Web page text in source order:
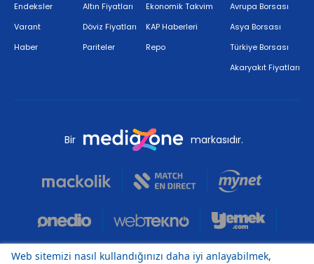
Endeksler
Varant
Haber
Altın Fiyatları
Döviz Fiyatları
Pariteler
Ekonomik Takvim
KAP Haberleri
Repo
Avrupa Borsası
Asya Borsası
Türkiye Borsası
Akaryakıt Fiyatları
Bir markasıdır.